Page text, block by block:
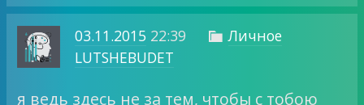
03.11.2015 22:39  Личное
LUTSHEBUDET
я ведь здесь не за тем, чтобы с тобою